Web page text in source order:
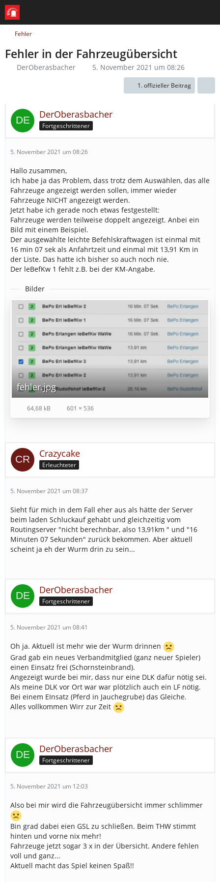
Fehler
Fehler in der Fahrzeugübersicht
DerOberasbacher 5. November 2021 um 08:26
1. offizieller Beitrag
DerOberasbacher
Fortgeschrittener
5. November 2021 um 08:26
Hallo zusammen,
ich habe ja das Problem, dass trotz dem Auswählen, das alle
Fahrzeuge angezeigt werden sollen, immer wieder
Fahrzeuge NICHT angezeigt werden.
Jetzt habe ich gerade noch etwas festgestellt:
Fahrzeuge werden teilweise doppelt angezeigt. Anbei ein
Bild mit einem Beispiel.
Der ausgewählte leichte Befehlskraftwagen ist einmal mit
16 min 07 sek als Anfahrtzeit und einmal mit 13,91 Km in
der Liste. Das hatte ich bisher so auch noch nie.
Der leBefKw 1 fehlt z.B. bei der KM-Angabe.
Bilder
fehler.jpg
64,68 kB 601 × 536
Crazycake
Erleuchteter
5. November 2021 um 08:37
Sieht für mich in dem Fall eher aus als hätte der Server
beim laden Schluckauf gehabt und gleichzeitig vom
Routingserver "nicht berechnbar, also 13,91km " und "16
Minuten 07 Sekunden" zurück bekommen. Aber aktuell
scheint ja eh der Wurm drin zu sein...
DerOberasbacher
Fortgeschrittener
5. November 2021 um 08:41
Oh ja. Aktuell ist mehr wie der Wurm drinnen
Grad gab ein neues Verbandmitglied (ganz neuer Spieler)
einen Einsatz frei (Schornsteinbrand).
Angezeigt wurde bei mir, dass nur eine DLK dafür nötig sei.
Als meine DLK vor Ort war war plötzlich auch ein LF nötig.
Bei einem EInsatz (Pferd in Jauchegrube) das Gleiche.
Alles vollkommen Wirr zur Zeit
DerOberasbacher
Fortgeschrittener
5. November 2021 um 12:03
Also bei mir wird die Fahrzeugübersicht immer schlimmer
Bin grad dabei eien GSL zu schließen. Beim THW stimmt
hinten und vorne nix mehr!
Fahrzeuge jetzt sogar 3 x in der Übersicht. Andere fehlen
voll und ganz...
Aktuell macht das Spiel keinen Spaß!!